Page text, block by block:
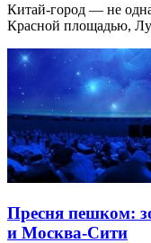
Китай-город — не
Красной площадью,
Пресня пешком:
и Москва-Сити